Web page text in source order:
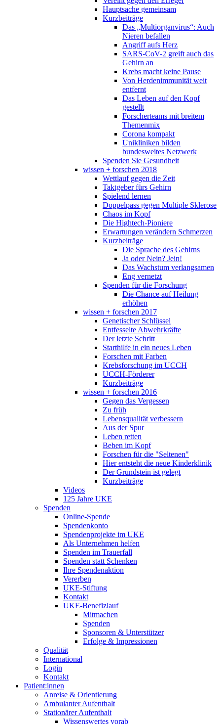
Hauptsache gemeinsam
Kurzbeiträge
Das „Multiorganvirus“: Auch
Nieren befallen
Angriff aufs Herz
SARS-CoV-2 greift auch das
Gehirn an
Krebs macht keine Pause
Von Herdenimmunität weit
entfernt
Das Leben auf den Kopf
gestellt
Forscherteams mit breitem
Themenmix
Corona kompakt
Unikliniken bilden
bundesweites Netzwerk
Spenden Sie Gesundheit
wissen + forschen 2018
Wettlauf gegen die Zeit
Taktgeber fürs Gehirn
Spielend lernen
Doppelpass gegen Multiple Sklerose
Chaos im Kopf
Die Hightech-Pioniere
Erwartungen verändern Schmerzen
Kurzbeiträge
Die Sprache des Gehirns
Ja oder Nein? Jein!
Das Wachstum verlangsamen
Eng vernetzt
Spenden für die Forschung
Die Chance auf Heilung
erhöhen
wissen + forschen 2017
Genetischer Schlüssel
Entfesselte Abwehrkräfte
Der letzte Schritt
Starthilfe in ein neues Leben
Forschen mit Farben
Krebsforschung im UCCH
UCCH-Förderer
Kurzbeiträge
wissen + forschen 2016
Gegen das Vergessen
Zu früh
Lebensqualität verbessern
Aus der Spur
Leben retten
Beben im Kopf
Forschen für die "Seltenen"
Hier entsteht die neue Kinderklinik
Der Grundstein ist gelegt
Kurzbeiträge
Videos
125 Jahre UKE
Spenden
Online-Spende
Spendenkonto
Spendenprojekte im UKE
Als Unternehmen helfen
Spenden im Trauerfall
Spenden statt Schenken
Ihre Spendenaktion
Vererben
UKE-Stiftung
Kontakt
UKE-Benefizlauf
Mitmachen
Spenden
Sponsoren & Unterstützer
Erfolge & Impressionen
Qualität
International
Login
Kontakt
Patient:innen
Anreise & Orientierung
Ambulanter Aufenthalt
Stationärer Aufenthalt
Wissenswertes vorab